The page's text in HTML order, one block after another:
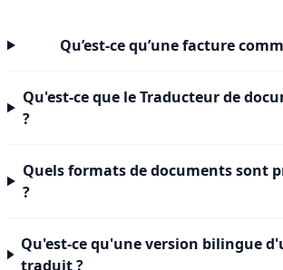
Qu’est-ce qu’une facture
Qu'est-ce que le Traducteur de
?
Quels formats de documents sont
?
Qu'est-ce qu'une version bilingue
traduit ?